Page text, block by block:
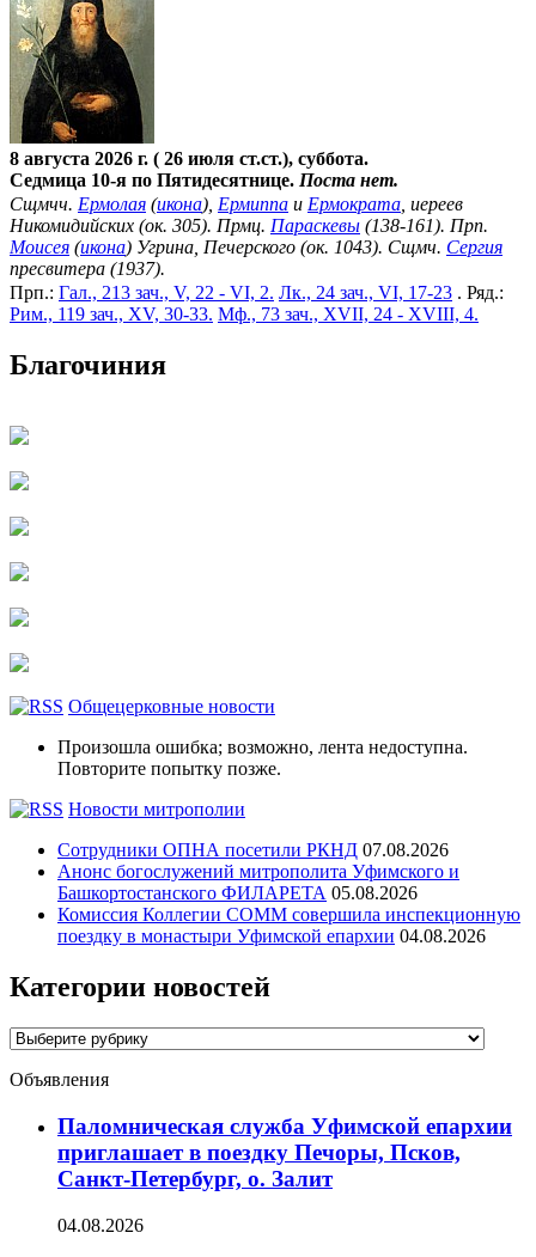
8 августа 2026 г. ( 26 июля ст.ст.), суббота.
Седмица 10-я по Пятидесятнице. Поста нет.
Сщмчч. Ермолая (икона), Ермиппа и Ермократа , иереев
Никомидийских (ок. 305). Прмц. Параскевы (138-161). Прп.
Моисея (икона) Угрина, Печерского (ок. 1043). Сщмч. Сергия
пресвитера (1937).
Прп.: Гал., 213 зач., V, 22 - VI, 2. Лк., 24 зач., VI, 17-23 . Ряд.:
Рим., 119 зач., XV, 30-33. Мф., 73 зач., XVII, 24 - XVIII, 4.
Благочиния
Общецерковные новости
Произошла ошибка; возможно, лента недоступна.
Повторите попытку позже.
Новости митрополии
Сотрудники ОПНА посетили РКНД 07.08.2026
Анонс богослужений митрополита Уфимского и
Башкортостанского ФИЛАРЕТА 05.08.2026
Комиссия Коллегии СОММ совершила инспекционную
поездку в монастыри Уфимской епархии 04.08.2026
Категории новостей
Категории
Объявления
Паломническая служба Уфимской епархии
приглашает в поездку Печоры, Псков,
Санкт-Петербург, о. Залит
04.08.2026